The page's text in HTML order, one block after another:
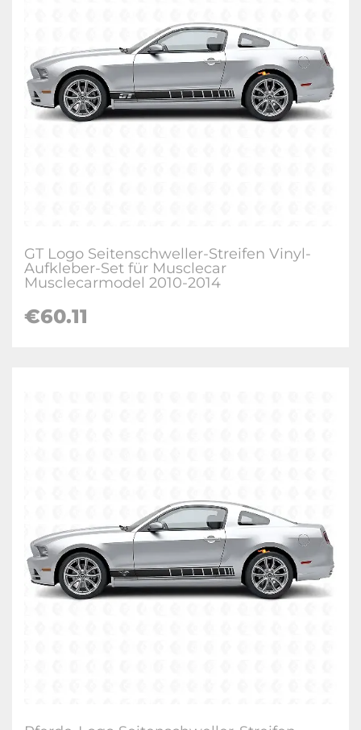
GT Logo Seitenschweller-Streifen Vinyl-
Aufkleber-Set für Musclecar
Musclecarmodel 2010-2014
€60.11